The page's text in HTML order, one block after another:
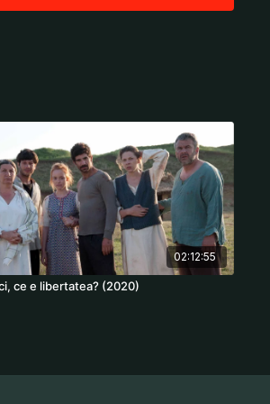
02:12:55
ce e libertatea? (2020)